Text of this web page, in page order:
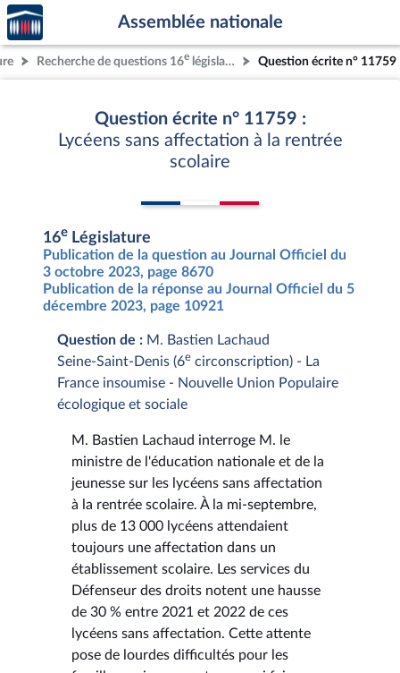
Aller au contenu
Aller en bas de la page
Accèder
à la
page
d'accueil
Assemblée nationale
Recherche de questions 16e législature Question écrite n° 11759
Question écrite n° 11759 :
Lycéens sans affectation à la rentrée
scolaire
16e Législature
Publication de la question au Journal Officiel du
3 octobre 2023, page 8670
Publication de la réponse au Journal Officiel du 5
décembre 2023, page 10921
Question de : M. Bastien Lachaud
Seine-Saint-Denis (6e circonscription) - La
France insoumise - Nouvelle Union Populaire
écologique et sociale
M. Bastien Lachaud interroge M. le
ministre de l'éducation nationale et de la
jeunesse sur les lycéens sans affectation
à la rentrée scolaire. À la mi-septembre,
plus de 13 000 lycéens attendaient
toujours une affectation dans un
établissement scolaire. Les services du
Défenseur des droits notent une hausse
de 30 % entre 2021 et 2022 de ces
lycéens sans affectation. Cette attente
pose de lourdes difficultés pour les